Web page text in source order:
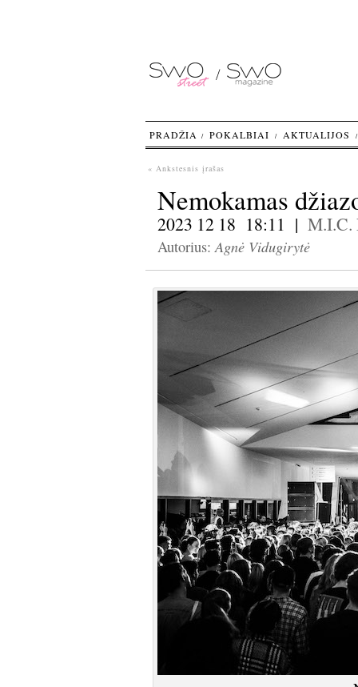
« Ankstesnis įrašas
Nemokamas
2023 12 18 18:11 | M.I.C.
Autorius:Agnė Vidugirytė
PRADŽIA POKALBIAI AKTUALIJOS